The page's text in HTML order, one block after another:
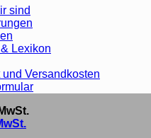
sind
Lexikon
und Versandkosten